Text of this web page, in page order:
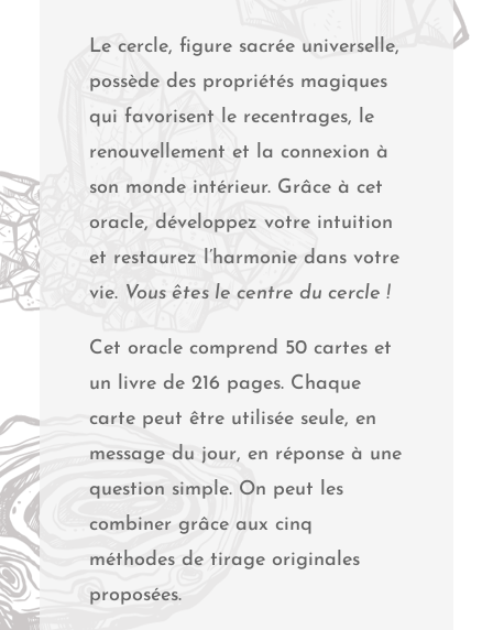
Le cercle, figure sacrée universelle,
possède des propriétés magiques
qui favorisent le recentrages, le
renouvellement et la connexion à
son monde intérieur. Grâce à cet
oracle, développez votre intuition
et restaurez l’harmonie dans votre
vie. Vous êtes le centre du cercle !
Cet oracle comprend 50 cartes et
un livre de 216 pages. Chaque
carte peut être utilisée seule, en
message du jour, en réponse à une
question simple. On peut les
combiner grâce aux cinq
méthodes de tirage originales
proposées.